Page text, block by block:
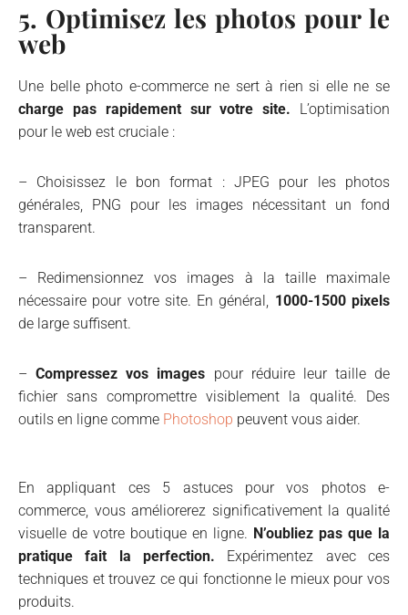
5. Optimisez les photos pour le
web
Une belle photo e-commerce ne sert à rien si elle ne se
charge pas rapidement sur votre site. L’optimisation
pour le web est cruciale :
– Choisissez le bon format : JPEG pour les photos
générales, PNG pour les images nécessitant un fond
transparent.
– Redimensionnez vos images à la taille maximale
nécessaire pour votre site. En général, 1000-1500 pixels
de large suffisent.
–Compressez vos images pour réduire leur taille de
fichier sans compromettre visiblement la qualité. Des
outils en ligne comme Photoshop peuvent vous aider.
En appliquant ces 5 astuces pour vos photos e-
commerce, vous améliorerez significativement la qualité
visuelle de votre boutique en ligne. N’oubliez pas que la
pratique fait la perfection. Expérimentez avec ces
techniques et trouvez ce qui fonctionne le mieux pour vos
produits.